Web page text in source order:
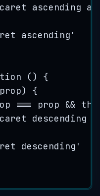
ascending
ascending '
()
{
prop)
{
=== prop &&
descending
descending '